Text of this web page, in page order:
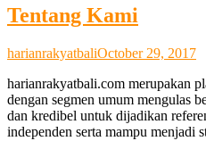
Tentang Kami
harianrakyatbaliOctober 29, 2017
harianrakyatbali.com merupakan
dengan segmen umum mengulas
dan kredibel untuk dijadikan
independen serta mampu menjadi